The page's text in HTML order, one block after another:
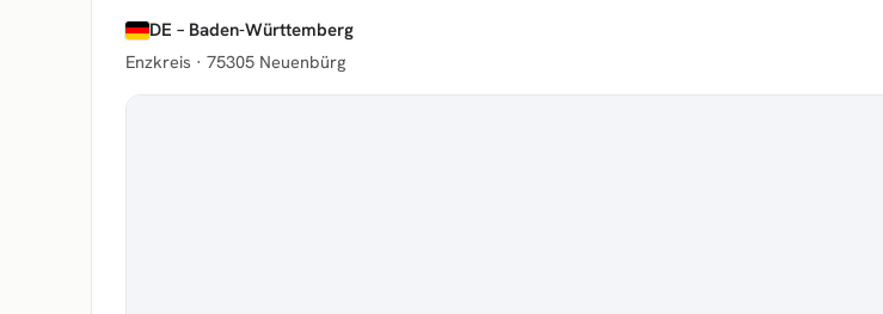
DE – Baden-Württemberg
Enzkreis · 75305 Neuenbürg